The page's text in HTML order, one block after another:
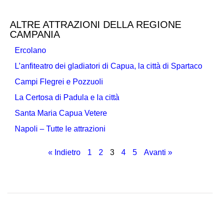
ALTRE ATTRAZIONI DELLA REGIONE
CAMPANIA
Ercolano
L’anfiteatro dei gladiatori di Capua, la città di Spartaco
Campi Flegrei e Pozzuoli
La Certosa di Padula e la città
Santa Maria Capua Vetere
Napoli – Tutte le attrazioni
« Indietro 1 2 3 4 5 Avanti »